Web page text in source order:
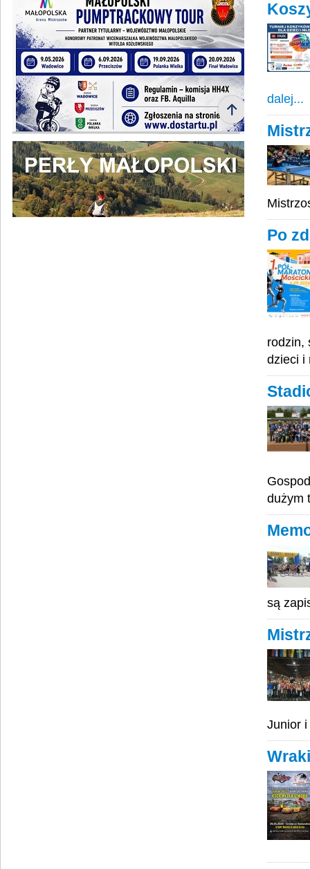
dalej...
Po
rodzin,
dzieci i
dużym
są
Junior